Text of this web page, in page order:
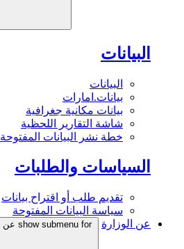
البيانات
البيانات
بيانات.امارات
بيانات مكانية جغرافية
شاشة التقارير اللحظية
خطة نشر البيانات المفتوحة
السياسات والطلبات
تقديم طلب أو اقتراح بيانات
سياسة البيانات المفتوحة
عن الوزارة
show submenu for عن الوزارة